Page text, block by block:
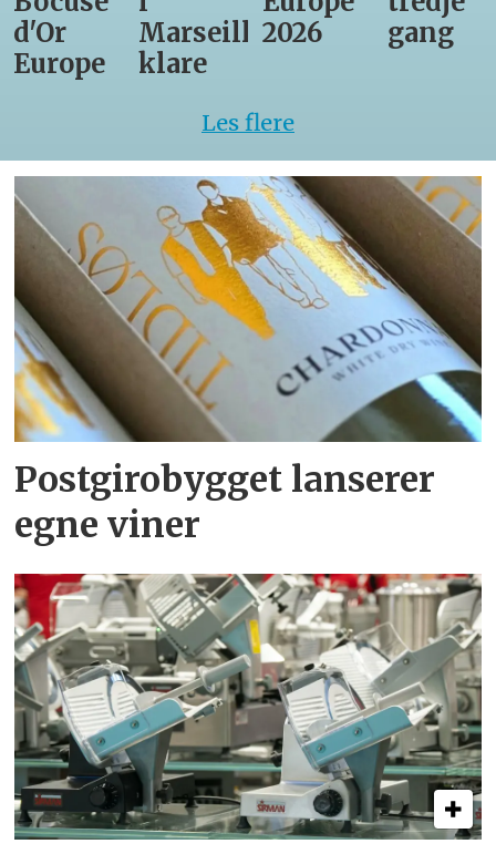
d'Or
Europe
Marseille
klare
2026
gang
Les flere
Postgirobygget lanserer
egne viner